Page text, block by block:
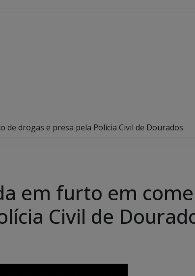
drogas e presa pela Polícia Civil de Dourados
em furto em
Civil de